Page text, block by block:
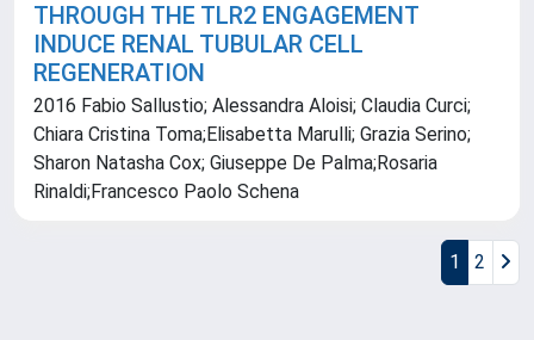
THROUGH THE TLR2 ENGAGEMENT
INDUCE RENAL TUBULAR CELL
REGENERATION
2016 Fabio Sallustio; Alessandra Aloisi; Claudia Curci;
Chiara Cristina Toma;Elisabetta Marulli; Grazia Serino;
Sharon Natasha Cox; Giuseppe De Palma;Rosaria
Rinaldi;Francesco Paolo Schena
1 2